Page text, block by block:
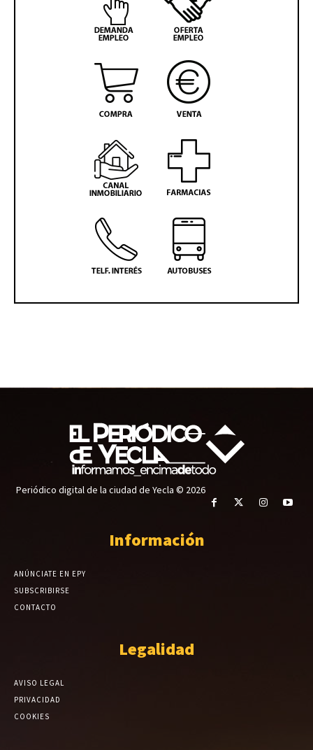
Periódico digital de la ciudad de Yecla © 2026
Información
ANÚNCIATE EN EPY
SUBSCRIBIRSE
CONTACTO
Legalidad
AVISO LEGAL
PRIVACIDAD
COOKIES